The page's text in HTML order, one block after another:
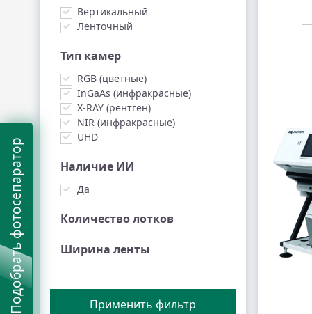
Вертикальный
Ленточный
Тип камер
RGB (цветные)
InGaAs (инфракрасные)
X-RAY (рентген)
NIR (инфракрасные)
UHD
Наличие ИИ
Да
Количество лотков
Ширина ленты
Подобрать фотосепаратор